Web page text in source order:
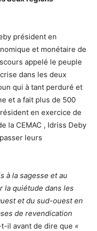
président en
et monétaire de
appelé le peuple
dans les deux
qui à tant perduré et
et a fait plus de 500
en exercice de
la CEMAC , Idriss Deby
leurs
à la sagesse et au
la quiétude dans les
et du sud-ouest en
de revendication
il avant de dire que «